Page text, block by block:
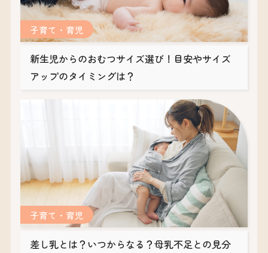
新生児からのおむつサイズ選び！目安やサイズ
アップのタイミングは？
子育て・育児
差し乳とは？いつからなる？母乳不足との見分
子育て・育児